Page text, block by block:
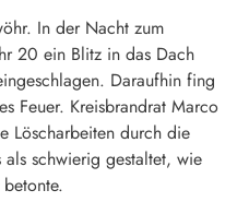
In der Nacht zum
20 ein Blitz in das Dach
Daraufhin fing
Feuer. Kreisbrandrat Marco
Löscharbeiten durch die
als schwierig gestaltet, wie